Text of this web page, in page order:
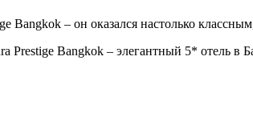
Bangkok – он оказался настолько